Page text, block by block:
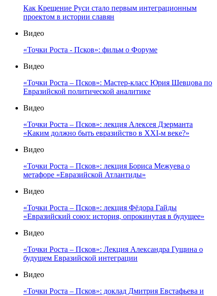
Как Крещение Руси стало первым интеграционным
проектом в истории славян
Видео
«Точки Роста - Псков»: фильм о Форуме
Видео
«Точки Роста – Псков»: Мастер-класс Юрия Шевцова по
Евразийской политической аналитике
Видео
«Точки Роста – Псков»: лекция Алексея Дзерманта
«Каким должно быть евразийство в XXI-м веке?»
Видео
«Точки Роста – Псков»: лекция Бориса Межуева о
метафоре «Евразийской Атлантиды»
Видео
«Точки Роста – Псков»: лекция Фёдора Гайды
«Евразийский союз: история, опрокинутая в будущее»
Видео
«Точки Роста – Псков»: Лекция Александра Гущина о
будущем Евразийской интеграции
Видео
«Точки Роста – Псков»: доклад Дмитрия Евстафьева и